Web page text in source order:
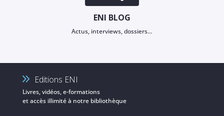
ENI BLOG
Actus, interviews, dossiers…
Editions ENI
Livres, vidéos, e-formations
et accès illimité à notre bibliothèque